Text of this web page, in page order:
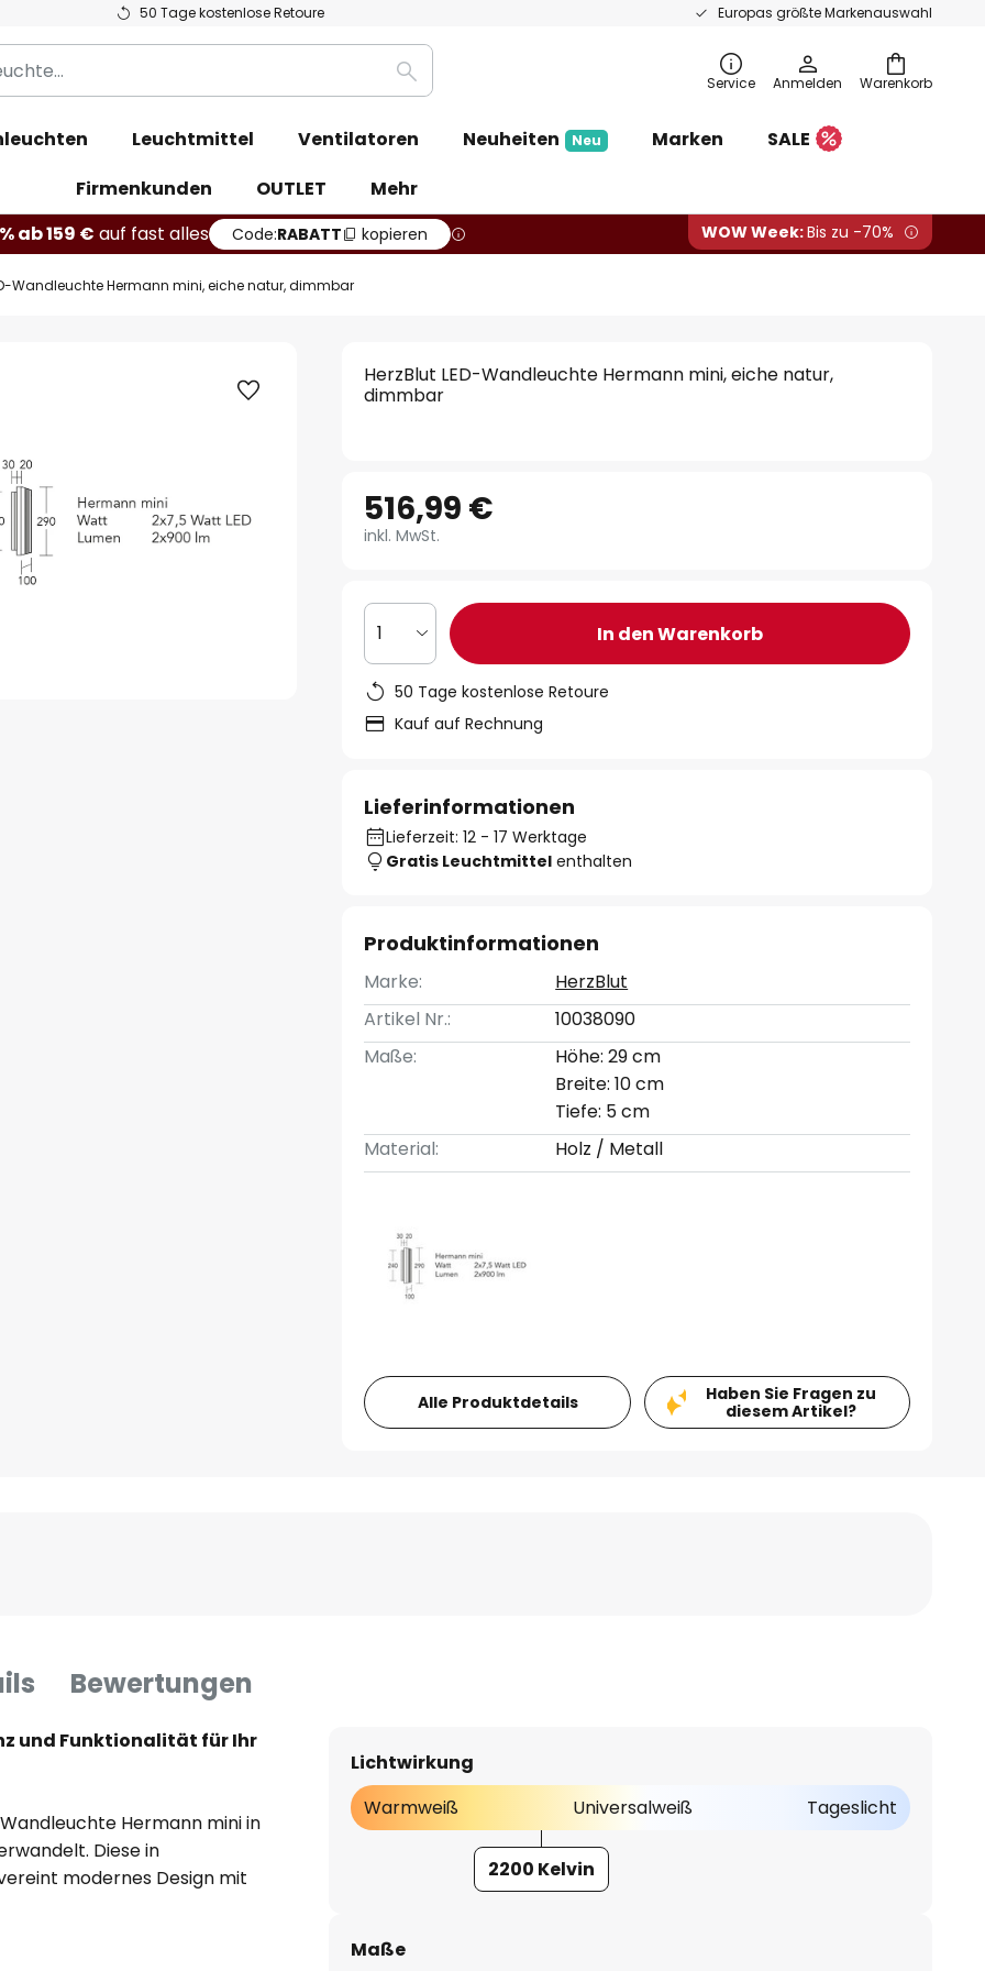
50 Tage kostenlose Retoure Europas größte Markenauswahl
Warenkorb
Suche Service Anmelden
Leuchtmittel Ventilatoren Neuheiten Neu Marken
SALE
Firmenkunden
OUTLET
Mehr
ab 159 € auf fast alles Code:RABATT kopieren WOW Week:Bis zu -70%
Wandleuchte Hermann mini, eiche natur, dimmbar
HerzBlut LED-Wandleuchte Hermann mini, eiche natur,
dimmbar
516,99 €
inkl. MwSt.
1 In den Warenkorb
50 Tage kostenlose Retoure
Kauf auf Rechnung
Lieferinformationen
Lieferzeit: 12 - 17 Werktage
Gratis Leuchtmittel enthalten
Produktinformationen
Marke:
HerzBlut
Artikel Nr.:
10038090
Maße:
Höhe: 29 cm
Breite: 10 cm
Tiefe: 5 cm
Material:
Holz / Metall
Alle Produktdetails
Haben Sie Fragen zu
diesem Artikel?
Bewertungen
und Funktionalität für Ihr
Hermann mini in
Diese in
modernes Design mit
und schafft eine
für ein energiesparendes
Lichtwirkung
Warmweiß
Universalweiß Tageslicht
2200 Kelvin
Maße